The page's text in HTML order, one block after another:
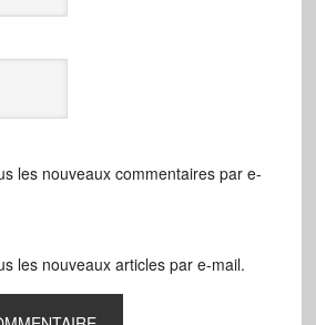
les nouveaux commentaires par e-
les nouveaux articles par e-mail.